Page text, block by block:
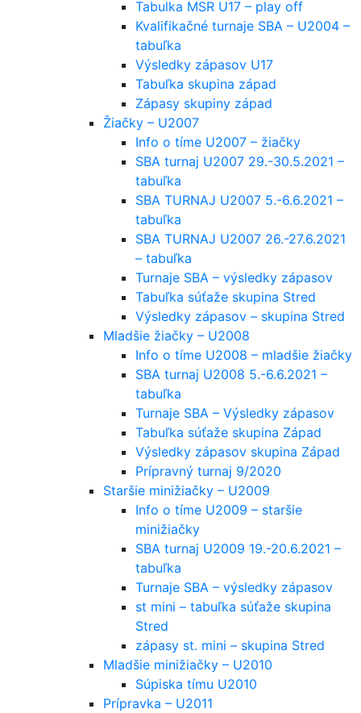
Tabulka MSR U17 – play off
Kvalifikačné turnaje SBA – U2004 –
tabuľka
Výsledky zápasov U17
Tabuľka skupina západ
Zápasy skupiny západ
Žiačky – U2007
Info o tíme U2007 – žiačky
SBA turnaj U2007 29.-30.5.2021 –
tabuľka
SBA TURNAJ U2007 5.-6.6.2021 –
tabuľka
SBA TURNAJ U2007 26.-27.6.2021
– tabuľka
Turnaje SBA – výsledky zápasov
Tabuľka súťaže skupina Stred
Výsledky zápasov – skupina Stred
Mladšie žiačky – U2008
Info o tíme U2008 – mladšie žiačky
SBA turnaj U2008 5.-6.6.2021 –
tabuľka
Turnaje SBA – Výsledky zápasov
Tabuľka súťaže skupina Západ
Výsledky zápasov skupina Západ
Prípravný turnaj 9/2020
Staršie minižiačky – U2009
Info o tíme U2009 – staršie
minižiačky
SBA turnaj U2009 19.-20.6.2021 –
tabuľka
Turnaje SBA – výsledky zápasov
st mini – tabuľka súťaže skupina
Stred
zápasy st. mini – skupina Stred
Mladšie minižiačky – U2010
Súpiska tímu U2010
Prípravka – U2011